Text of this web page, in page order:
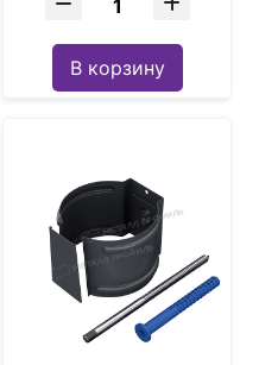
В корзину